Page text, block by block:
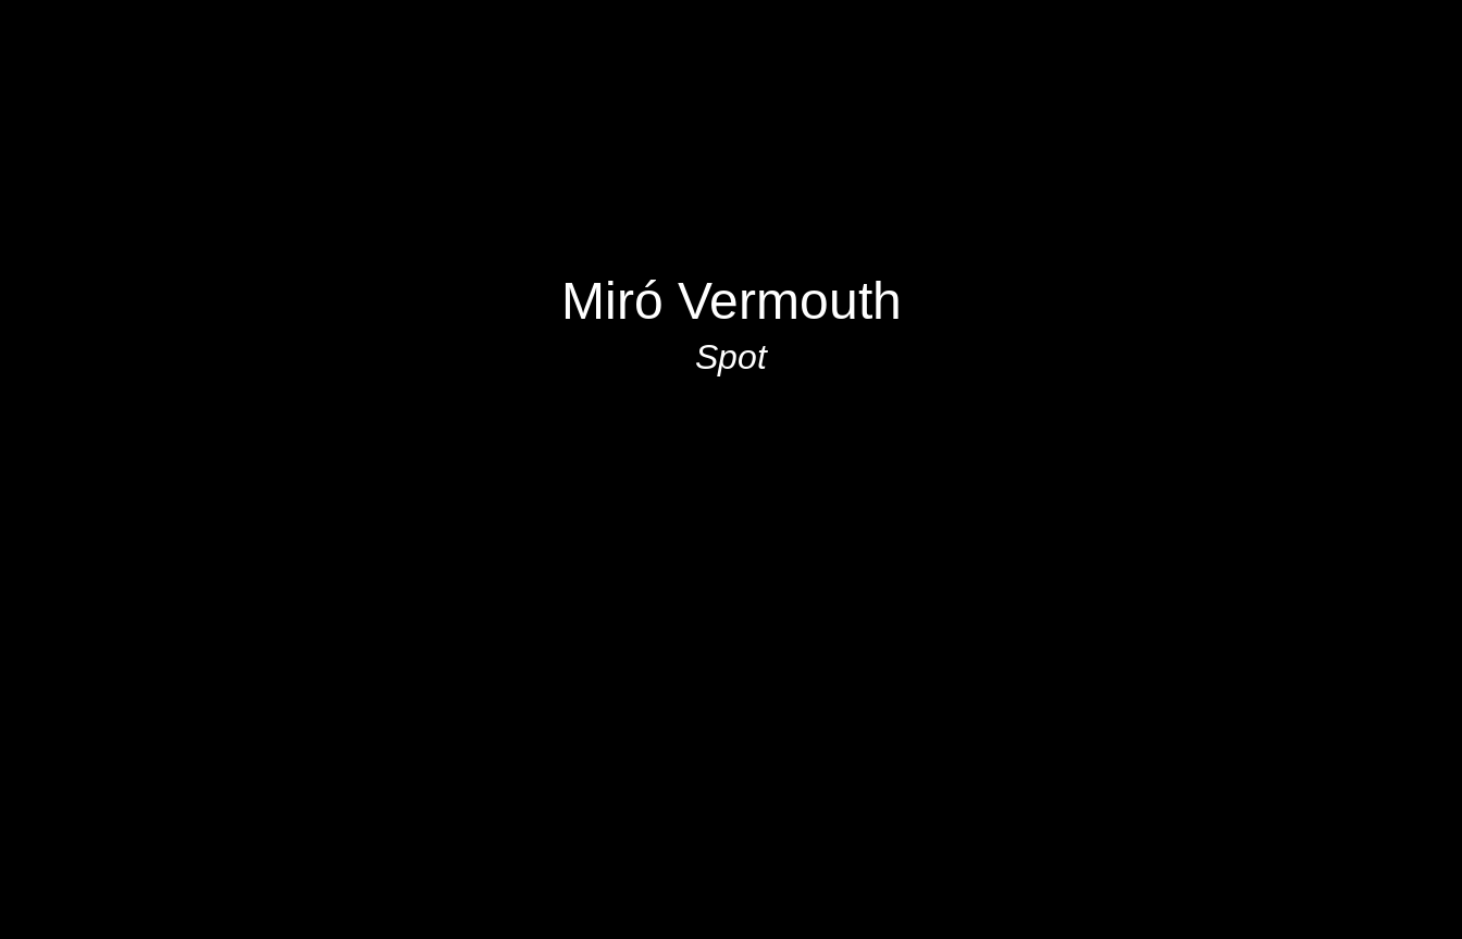
Miró Vermouth
Spot